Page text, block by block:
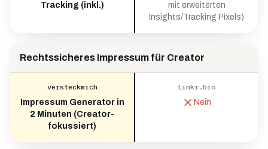
Tracking (inkl.)
mit erweiterten
Insights/Tracking Pixels)
Rechtssicheres Impressum für Creator
versteckmich
Impressum Generator in
2 Minuten (Creator-
fokussiert)
Linkr.bio
Nein